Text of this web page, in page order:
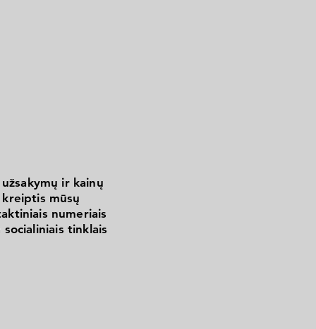
ir kainų
kreiptis mūsų
numeriais
socialiniais tinklais